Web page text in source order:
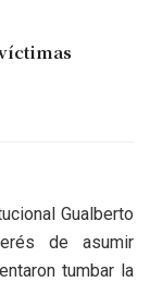
Gualberto
de asumir
tumbar la